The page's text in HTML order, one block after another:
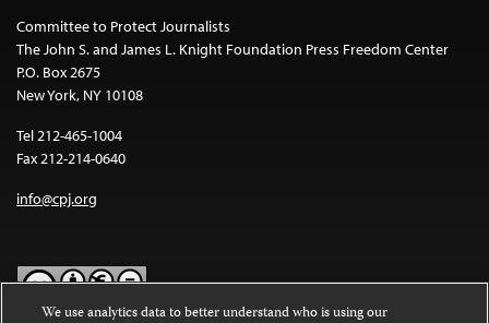
Committee to Protect Journalists
The John S. and James L. Knight Foundation Press Freedom Center
P.O. Box 2675
New York, NY 10108
Tel 212-465-1004
Fax 212-214-0640
info@cpj.org
We use analytics data to better understand who is using our